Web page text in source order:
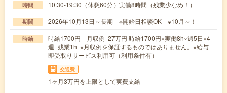
時間 10:30-19:30（休憩60分）実働8時間（残業少なめ！）
期間 2026年10月13日～長期 ※開始日相談OK ※10月～！
時給
時給1700円 月収例 27万円 時給1700円×実働8h×週5日×4
週+残業1h ※月収例を保証するものではありません。※給与
即受取りサービス利用可（利用条件有）
交通費
1ヶ月3万円を上限として実費支給